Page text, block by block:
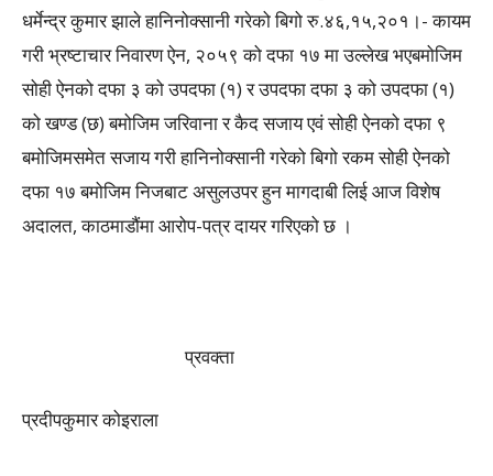
धर्मेन्द्र कुमार झाले हानिनोक्सानी गरेको बिगो रु.४६,१५,२०१।- कायम
गरी भ्रष्टाचार निवारण ऐन, २०५९ को दफा १७ मा उल्लेख भएबमोजिम
सोही ऐनको दफा ३ को उपदफा (१) र उपदफा दफा ३ को उपदफा (१)
को खण्ड (छ) बमोजिम जरिवाना र कैद सजाय एवं सोही ऐनको दफा ९
बमोजिमसमेत सजाय गरी हानिनोक्सानी गरेको बिगो रकम सोही ऐनको
दफा १७ बमोजिम निजबाट असुलउपर हुन मागदाबी लिई आज विशेष
अदालत, काठमाडौंमा आरोप-पत्र दायर गरिएको छ ।
प्रवक्ता
प्रदीपकुमार कोइराला